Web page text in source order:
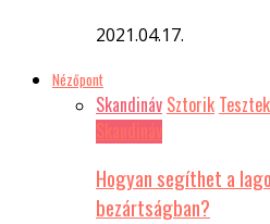
2021.04.17.
Nézőpont
Skandináv Sztorik Tesztek
Hogyan segíthet a
bezártságban?